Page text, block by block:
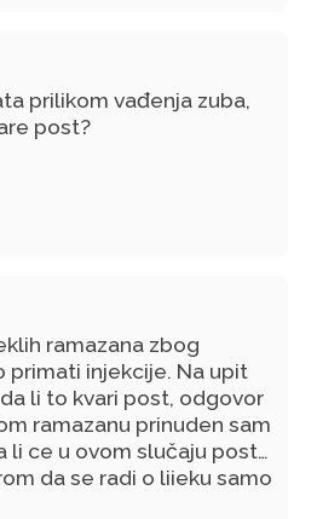
Postupak se odvija u
je uzimanje krvi – tako
krvi pacijenta,
Zatim se krv stavlja u
od ostalih
ili slabljenjem kose.
prilikom vađenja zuba,
post?
ramazana zbog
primati injekcije. Na upit
li to kvari post, odgovor
ramazanu prinuden sam
li ce u ovom slučaju post
da se radi o lijeku samo